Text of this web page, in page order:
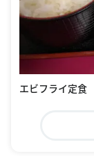
エビフライ定食